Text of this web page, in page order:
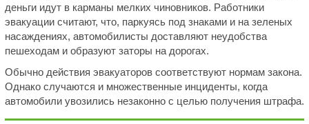
деньги идут в карманы мелких чиновников. Работники
эвакуации считают, что, паркуясь под знаками и на зеленых
насаждениях, автомобилисты доставляют неудобства
пешеходам и образуют заторы на дорогах.
Обычно действия эвакуаторов соответствуют нормам закона.
Однако случаются и множественные инциденты, когда
автомобили увозились незаконно с целью получения штрафа.